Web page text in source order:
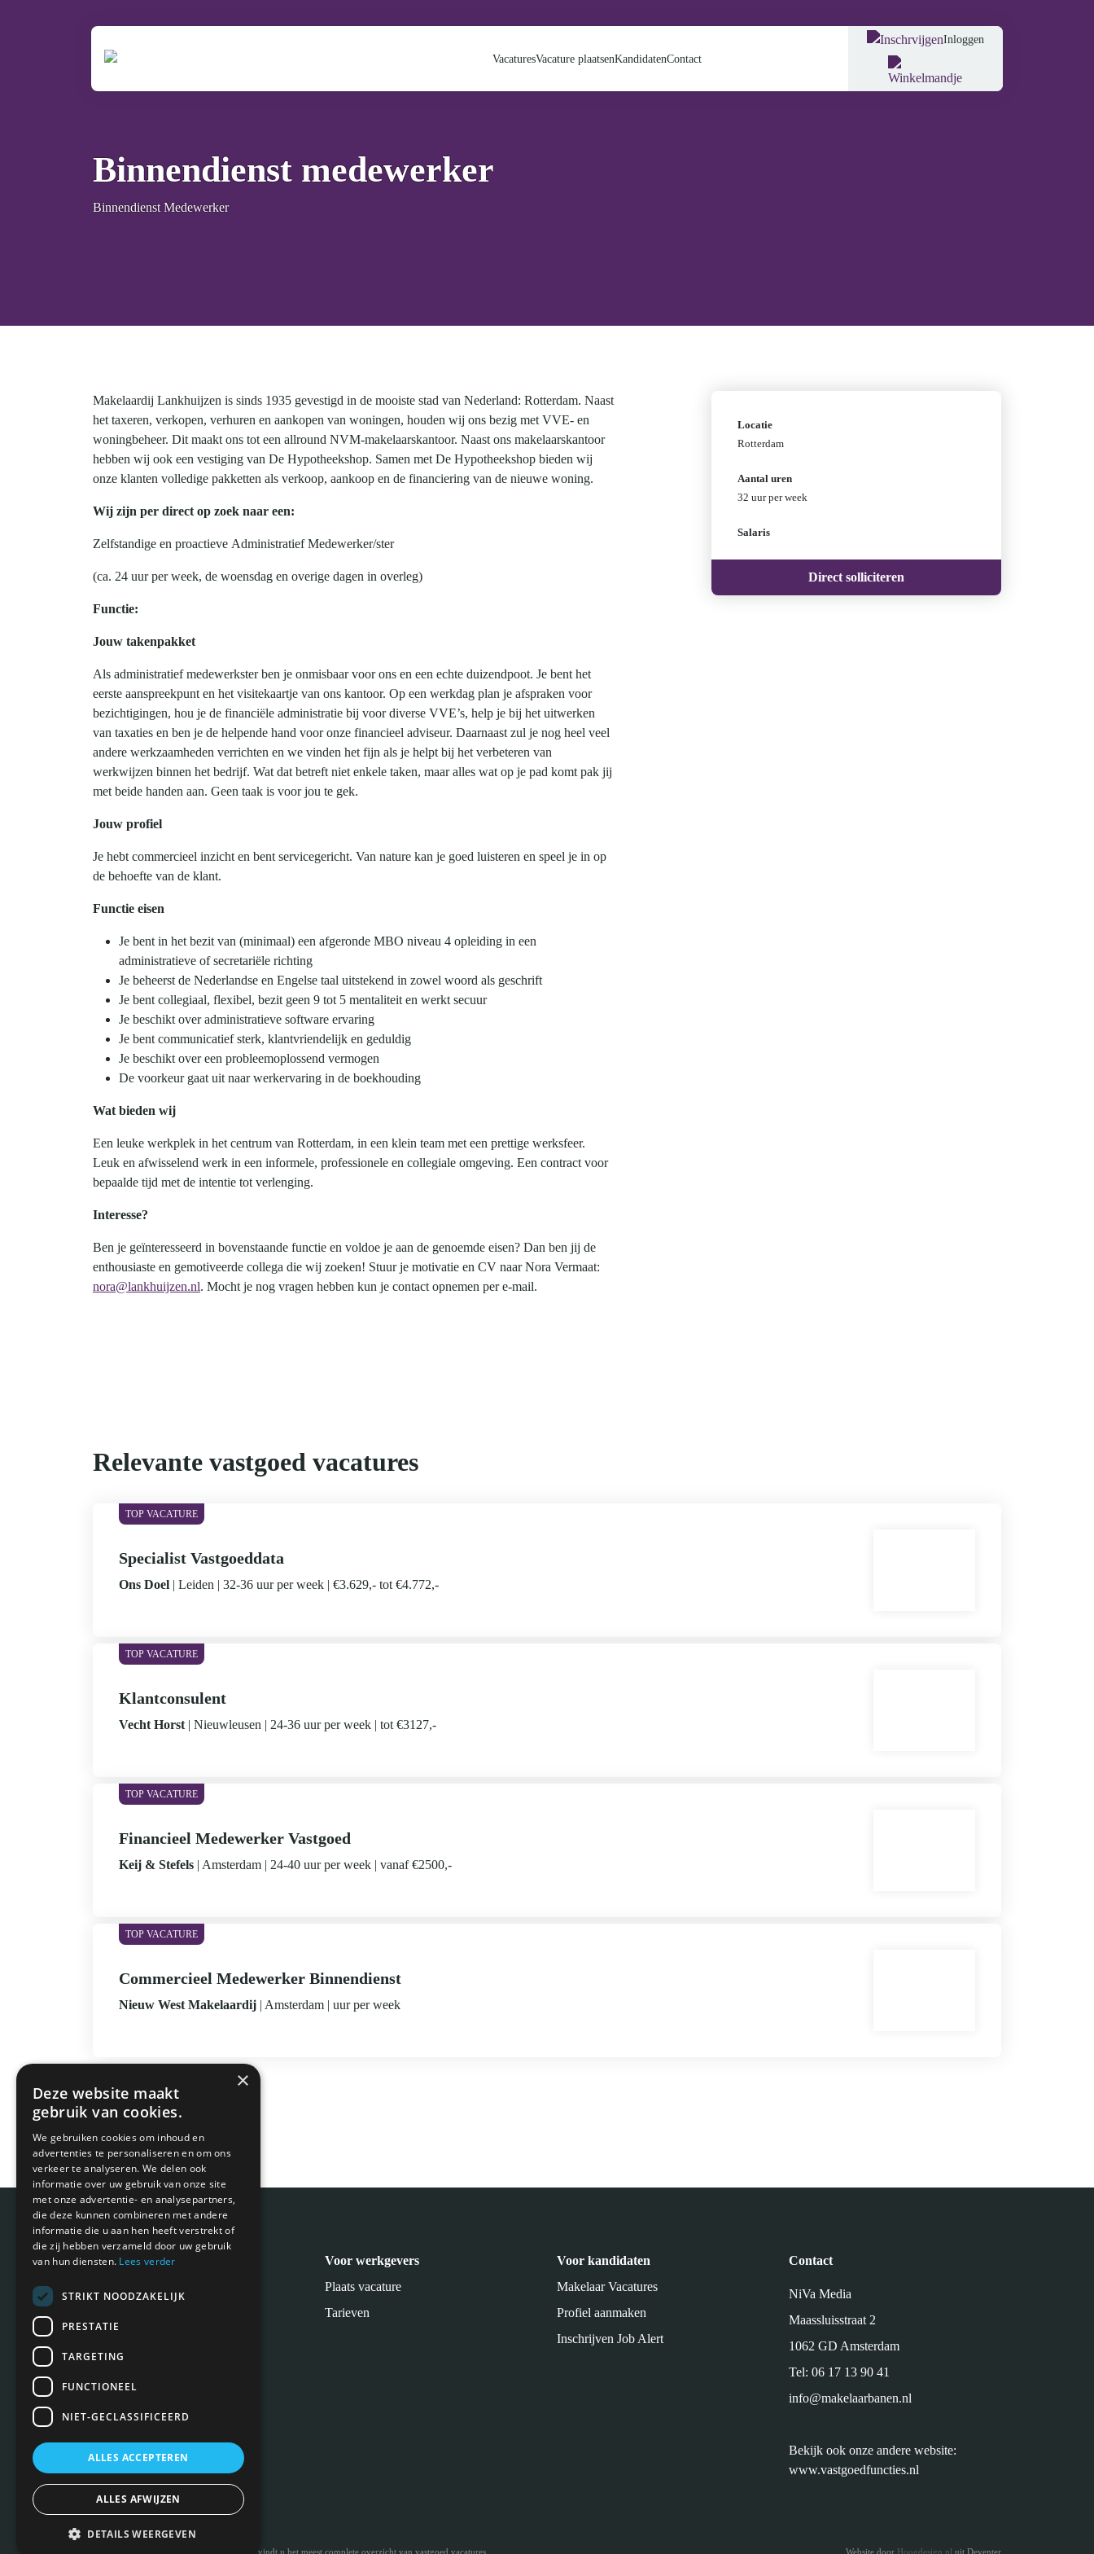
VacaturesVacature plaatsenKandidatenContact
Inloggen
Binnendienst medewerker
Binnendienst Medewerker
Makelaardij Lankhuijzen is sinds 1935 gevestigd in de mooiste stad van Nederland: Rotterdam. Naast
het taxeren, verkopen, verhuren en aankopen van woningen, houden wij ons bezig met VVE- en
woningbeheer. Dit maakt ons tot een allround NVM-makelaarskantoor. Naast ons makelaarskantoor
hebben wij ook een vestiging van De Hypotheekshop. Samen met De Hypotheekshop bieden wij
onze klanten volledige pakketten als verkoop, aankoop en de financiering van de nieuwe woning.
Wij zijn per direct op zoek naar een:
Zelfstandige en proactieve Administratief Medewerker/ster
(ca. 24 uur per week, de woensdag en overige dagen in overleg)
Functie:
Jouw takenpakket
Als administratief medewerkster ben je onmisbaar voor ons en een echte duizendpoot. Je bent het
eerste aanspreekpunt en het visitekaartje van ons kantoor. Op een werkdag plan je afspraken voor
bezichtigingen, hou je de financiële administratie bij voor diverse VVE’s, help je bij het uitwerken
van taxaties en ben je de helpende hand voor onze financieel adviseur. Daarnaast zul je nog heel veel
andere werkzaamheden verrichten en we vinden het fijn als je helpt bij het verbeteren van
werkwijzen binnen het bedrijf. Wat dat betreft niet enkele taken, maar alles wat op je pad komt pak jij
met beide handen aan. Geen taak is voor jou te gek.
Jouw profiel
Je hebt commercieel inzicht en bent servicegericht. Van nature kan je goed luisteren en speel je in op
de behoefte van de klant.
Functie eisen
Je bent in het bezit van (minimaal) een afgeronde MBO niveau 4 opleiding in een
administratieve of secretariële richting
Je beheerst de Nederlandse en Engelse taal uitstekend in zowel woord als geschrift
Je bent collegiaal, flexibel, bezit geen 9 tot 5 mentaliteit en werkt secuur
Je beschikt over administratieve software ervaring
Je bent communicatief sterk, klantvriendelijk en geduldig
Je beschikt over een probleemoplossend vermogen
De voorkeur gaat uit naar werkervaring in de boekhouding
Wat bieden wij
Een leuke werkplek in het centrum van Rotterdam, in een klein team met een prettige werksfeer.
Leuk en afwisselend werk in een informele, professionele en collegiale omgeving. Een contract voor
bepaalde tijd met de intentie tot verlenging.
Interesse?
Ben je geïnteresseerd in bovenstaande functie en voldoe je aan de genoemde eisen? Dan ben jij de
enthousiaste en gemotiveerde collega die wij zoeken! Stuur je motivatie en CV naar Nora Vermaat:
nora@lankhuijzen.nl. Mocht je nog vragen hebben kun je contact opnemen per e-mail.
Locatie
Rotterdam
Aantal uren
32 uur per week
Salaris
Direct solliciteren
Relevante vastgoed vacatures
Specialist Vastgoeddata
Ons Doel Leiden 32-36 uur per week €3.629,- tot €4.772,-
Klantconsulent
Vecht Horst Nieuwleusen 24-36 uur per week tot €3127,-
Financieel Medewerker Vastgoed
Keij & Stefels Amsterdam 24-40 uur per week vanaf €2500,-
Commercieel Medewerker Binnendienst
Nieuw West Makelaardij Amsterdam uur per week
Meest recente blogs
Voor werkgevers
Plaats vacature
Tarieven
Voor kandidaten
Makelaar Vacatures
Profiel aanmaken
Inschrijven Job Alert
Contact
NiVa Media
Maassluisstraat 2
1062 GD Amsterdam
Tel: 06 17 13 90 41
info@makelaarbanen.nl
Bekijk ook onze andere website:
www.vastgoedfuncties.nl
Copyright © 2026 | Op Vastgoedfuncties.nl vindt u het meest complete overzicht van vastgoed vacatures. Website door Hoogdesign.nl uit Deventer
×
Deze website maakt
gebruik van cookies.
We gebruiken cookies om inhoud en
advertenties te personaliseren en om ons
verkeer te analyseren. We delen ook
informatie over uw gebruik van onze site
met onze advertentie- en analysepartners,
die deze kunnen combineren met andere
informatie die u aan hen heeft verstrekt of
die zij hebben verzameld door uw gebruik
van hun diensten. Lees verder
STRIKT NOODZAKELIJK
PRESTATIE
TARGETING
FUNCTIONEEL
NIET-GECLASSIFICEERD
ALLES ACCEPTEREN
ALLES AFWIJZEN
DETAILS WEERGEVEN